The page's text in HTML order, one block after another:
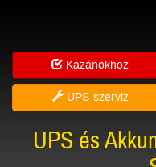
Kazánokhoz
UPS-szerviz
UPS és